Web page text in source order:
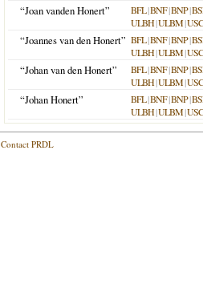
“Joan vanden Honert” BFL|BNF|BNP|
ULBH|ULBM|USC
“‎Joannes van den Honert” BFL|BNF|BNP|
ULBH|ULBM|USC
“Johan van den Honert” BFL|BNF|BNP|
ULBH|ULBM|USC
“Johan Honert” BFL|BNF|BNP|
ULBH|ULBM|USC
Contact PRDL